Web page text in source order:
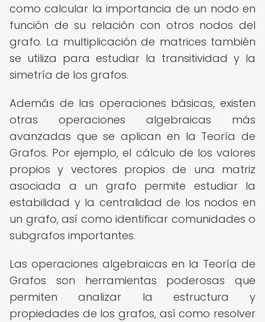
como calcular la importancia de un nodo en
función de su relación con otros nodos del
grafo. La multiplicación de matrices también
se utiliza para estudiar la transitividad y la
simetría de los grafos.
Además de las operaciones básicas, existen
otras operaciones algebraicas más
avanzadas que se aplican en la Teoría de
Grafos. Por ejemplo, el cálculo de los valores
propios y vectores propios de una matriz
asociada a un grafo permite estudiar la
estabilidad y la centralidad de los nodos en
un grafo, así como identificar comunidades o
subgrafos importantes.
Las operaciones algebraicas en la Teoría de
Grafos son herramientas poderosas que
permiten analizar la estructura y
propiedades de los grafos, así como resolver